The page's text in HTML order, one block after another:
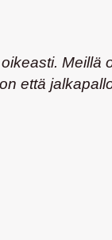
Meillä
että